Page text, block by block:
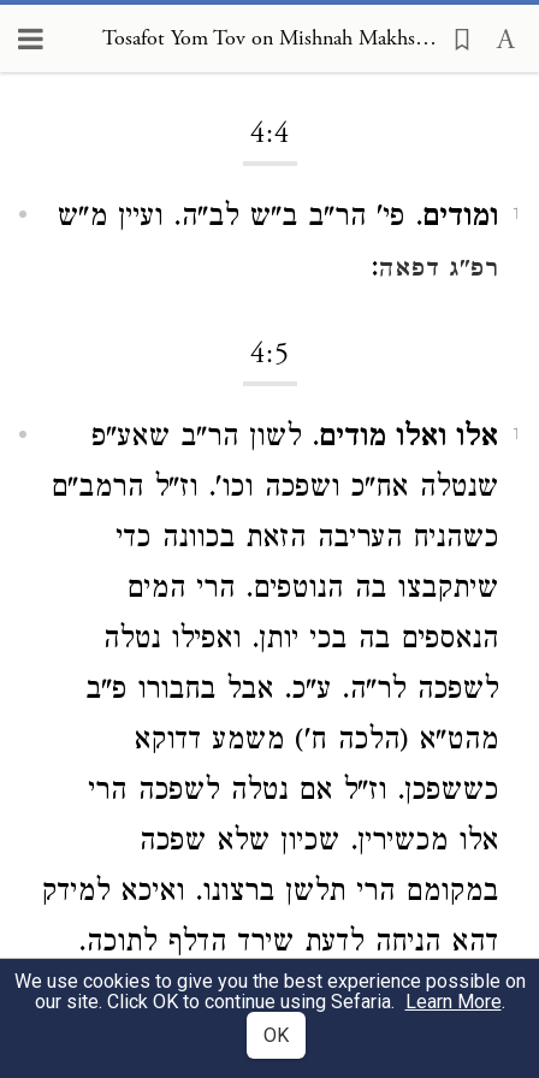
Tosafot Yom Tov on Mishnah Makhshirin 4:4
4:4
1 ומודים. פי' הר"ב ב"ש לב"ה. ועיין מ"ש
רפ"ג דפאה:
4:5
1 אלו ואלו מודים. לשון הר"ב שאע"פ
שנטלה אח"כ ושפכה וכו'. וז"ל הרמב"ם
כשהניח העריבה הזאת בכוונה כדי
שיתקבצו בה הנוטפים. הרי המים
הנאספים בה בכי יותן. ואפילו נטלה
לשפכה לר"ה. ע"כ. אבל בחבורו פ"ב
מהט"א (הלכה ח') משמע דדוקא
כששפכן. וז"ל אם נטלה לשפכה הרי
אלו מכשירין. שכיון שלא שפכה
במקומם הרי תלשן ברצונו. ואיכא למידק
דהא הניחה לדעת שירד הדלף לתוכה.
וא"כ אפילו לא שפכה נמי. ולכן נראה
דלא אתא למימר אלא לאפוקי אם
We use cookies to give you the best experience possible on
our site. Click OK to continue using Sefaria. Learn More.
OK